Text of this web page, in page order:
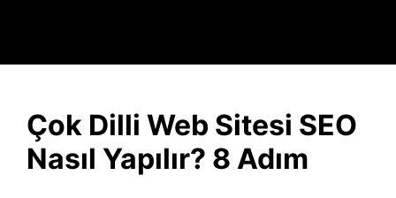
Çok Dilli Web Sitesi SEO
Nasıl Yapılır? 8 Adım